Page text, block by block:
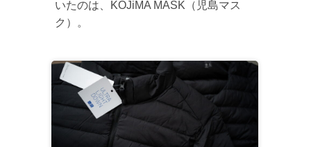
いたのは、KOJiMA MASK（児島マス
ク）。